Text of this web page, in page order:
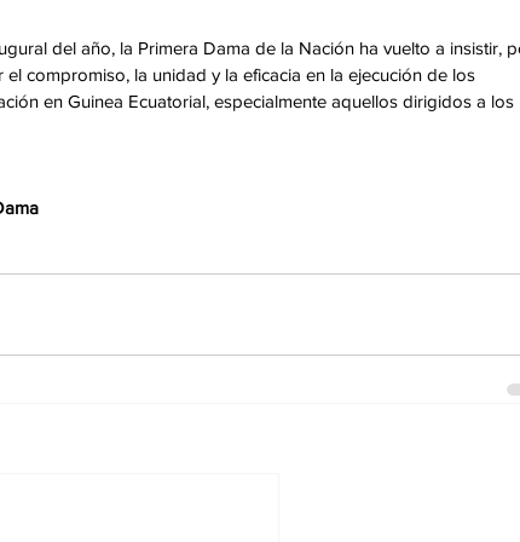
del año, la Primera Dama de la Nación ha vuelto a insistir,
compromiso, la unidad y la eficacia en la ejecución de los
en Guinea Ecuatorial, especialmente aquellos dirigidos a los